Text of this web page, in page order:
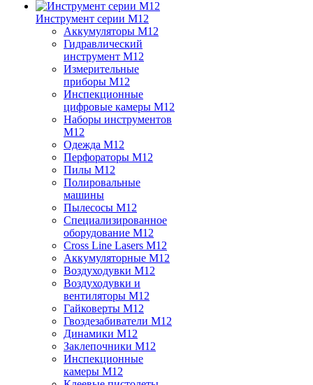
Инструмент серии M12
Аккумуляторы M12
Гидравлический
инструмент M12
Измерительные
приборы M12
Инспекционные
цифровые камеры M12
Наборы инструментов
M12
Одежда M12
Перфораторы M12
Пилы M12
Полировальные
машины
Пылесосы M12
Специализированное
оборудование M12
Cross Line Lasers M12
Аккумуляторные M12
Воздуходувки M12
Воздуходувки и
вентиляторы M12
Гайковерты M12
Гвоздезабиватели M12
Динамики M12
Заклепочники M12
Инспекционные
камеры M12